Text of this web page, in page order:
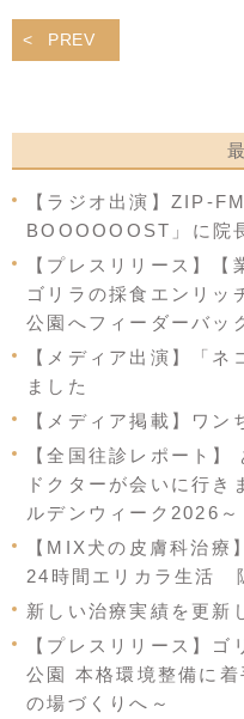
PREV
【ラジオ出演】ZIP-
BOOOOOOST」に院
【プレスリリース】
ゴリラの採食エンリッ
公園へフィーダーバッ
【メディア出演】「
ました
【メディア掲載】ワ
【全国往診レポート
ドクターが会いに行き
ルデンウィーク2026～
【MIX犬の皮膚科治
24時間エリカラ生活
新しい治療実績を更新
【プレスリリース】
公園 本格環境整備に
の場づくりへ～